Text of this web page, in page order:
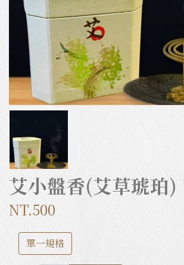
艾小盤香(艾草琥珀)
NT.500
單一規格